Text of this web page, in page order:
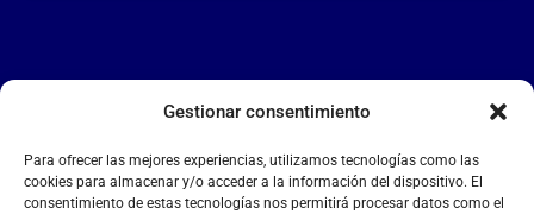
Gestionar consentimiento
Para ofrecer las mejores experiencias, utilizamos tecnologías como las
cookies para almacenar y/o acceder a la información del dispositivo. El
consentimiento de estas tecnologías nos permitirá procesar datos como el
LA FALANGE
Reproductor
de